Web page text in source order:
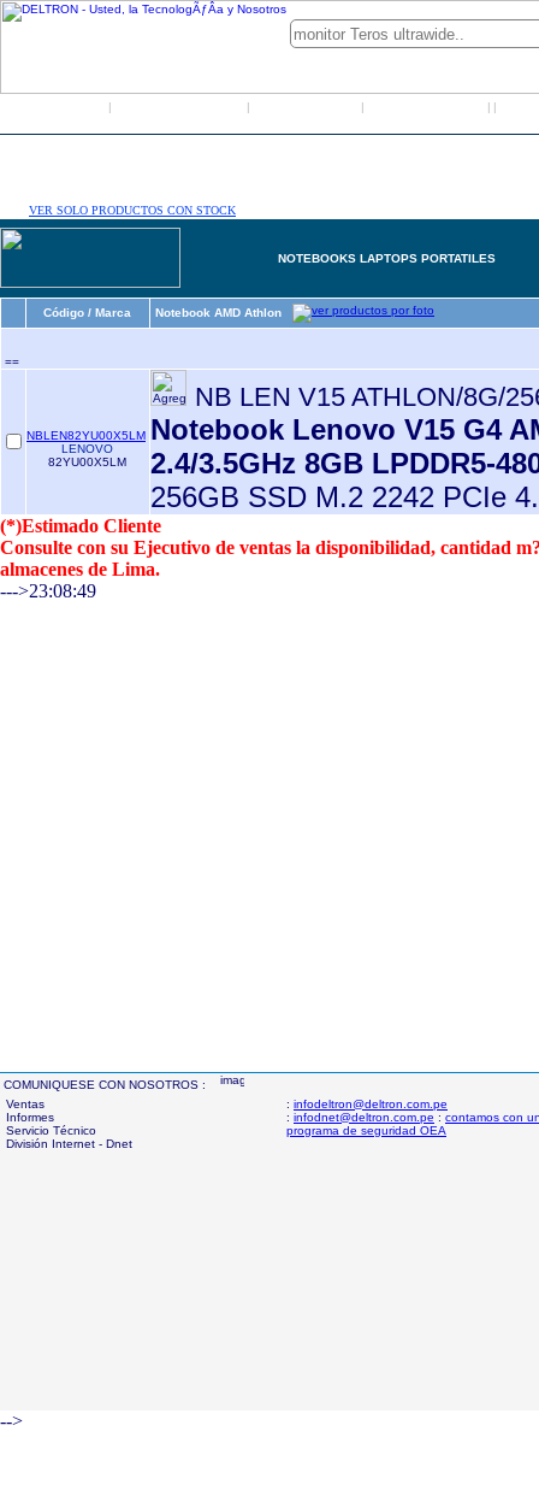
| | | | |
VER SOLO PRODUCTOS CON STOCK
NOTEBOOKS LAPTOPS PORTATILES
Código / Marca Notebook AMD Athlon
==
NBLEN82YU00X5LM
LENOVO
82YU00X5LM
NB LEN V15 ATHLON/8G/
Notebook Lenovo V15 G4
2.4/3.5GHz 8GB LPDDR5-
256GB SSD M.2 2242 PCIe
(*)Estimado Cliente
Consulte con su Ejecutivo de ventas la disponibilidad, cantidad
almacenes de Lima.
--->23:08:49
COMUNIQUESE CON NOSOTROS :
Ventas
Informes
Servicio Técnico
División Internet - Dnet
: infodeltron@deltron.com.pe
: infodnet@deltron.com.pe : contamos con
programa de seguridad OEA
-->